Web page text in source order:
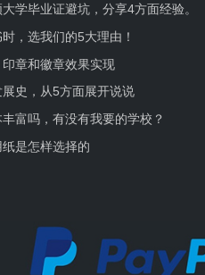
学毕业证避坑，分享4方面经验。
，选我们的5大理由！
章和徽章效果实现
史，从5方面展开说说
富吗，有没有我要的学校？
是怎样选择的